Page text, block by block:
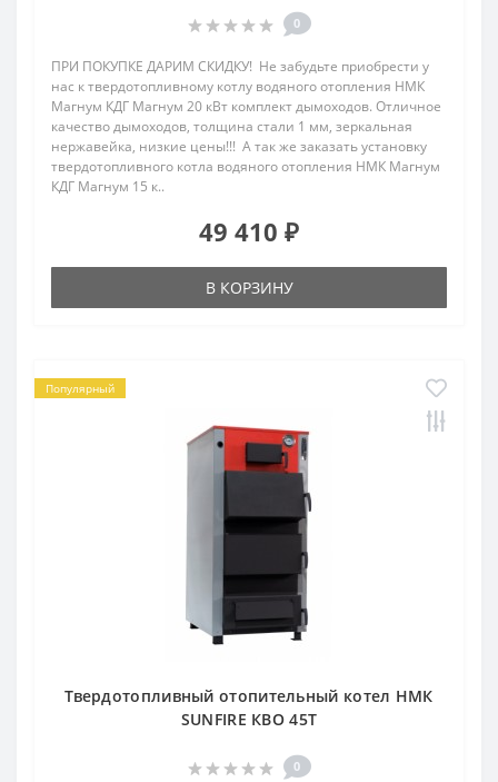
0
ПРИ ПОКУПКЕ ДАРИМ СКИДКУ! Не забудьте приобрести у
нас к твердотопливному котлу водяного отопления НМК
Магнум КДГ Магнум 20 кВт комплект дымоходов. Отличное
качество дымоходов, толщина стали 1 мм, зеркальная
нержавейка, низкие цены!!! А так же заказать установку
твердотопливного котла водяного отопления НМК Магнум
КДГ Магнум 15 к..
49 410 ₽
В КОРЗИНУ
Популярный
Твердотопливный отопительный котел НМК
SUNFIRE КВО 45Т
0